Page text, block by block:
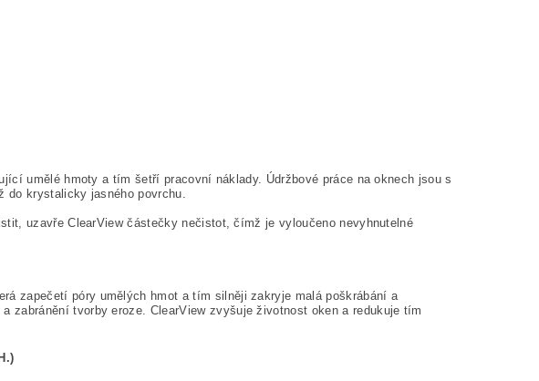
umělé hmoty a tím šetří pracovní náklady. Údržbové práce na oknech jsou s
do krystalicky jasného povrchu.
uzavře ClearView částečky nečistot, čímž je vyloučeno nevyhnutelné
zapečetí póry umělých hmot a tím silněji zakryje malá poškrábání a
zabránění tvorby eroze. ClearView zvyšuje životnost oken a redukuje tím